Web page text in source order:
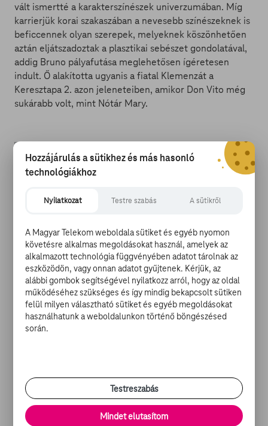
vált ismertté a karakterszínészek univerzumában. Míg
karrierjük korai szakaszában a nevesebb színészeknek is
beficcennek olyan szerepek, melyeknek köszönhetően
aztán eljátszadoztak a plasztikai sebészet gondolatával,
addig Bruno pályafutása meglehetősen ígéretesen
indult. Ő alakította ugyanis a fiatal Klemenzát a
Keresztapa 2. azon jeleneteiben, amikor Don Vito még
sukárabb volt, mint Nótár Mary.
A Jó reggelt, Vietnam! című alapvetésben már
emblematikus szerepében láthattuk viszont. Ő volt a
hallgatói kritikák szerint – filmes műveltségére
hivatkozva mindenki egészítse ki a mondatot! – „a
hullák…” Az Egy kosaras naplójában elsőre jófej edző
benyomását keltette, míg ki nem derült, hogy a
pedomackóval olyan viszonyt ápol, mint Micimackó
Malackával. Aztán a Fedőneve: Donnie Brascóban
visszatért maffiagyökereihez, ám szószátyár
természetét egy tarkólövés radikálisan megváltoztatta.
így az Irány Colorado! című westernre élete
legyötrelmesebb forgatásaként emlékezett vissza.
Hozzájárulás a sütikhez és más hasonló
technológiákhoz
Nyilatkozat Testre szabás A sütikről
A Magyar Telekom weboldala sütiket és egyéb nyomon
követésre alkalmas megoldásokat használ, amelyek az
alkalmazott technológia függvényében adatot tárolnak az
eszközödön, vagy onnan adatot gyűjtenek. Kérjük, az
alábbi gombok segítségével nyilatkozz arról, hogy az oldal
működéséhez szükséges és így mindig bekapcsolt sütiken
felül milyen választható sütiket és egyéb megoldásokat
használhatunk a weboldalunkon történő böngészésed
során.
Testreszabás
Mindet elutasítom